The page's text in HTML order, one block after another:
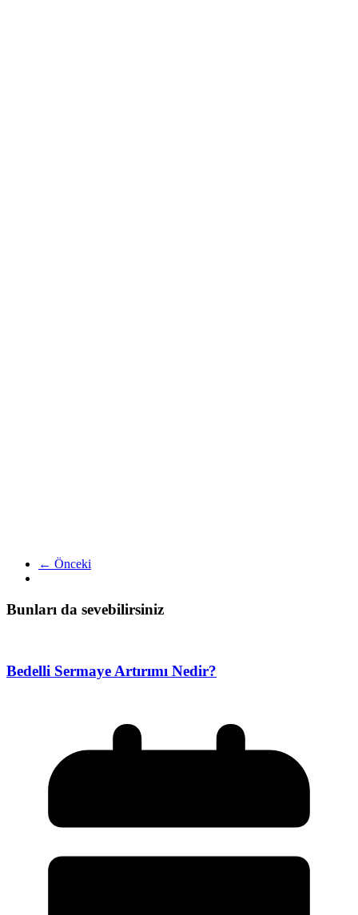
← Önceki
Bunları da sevebilirsiniz
Bedelli Sermaye Artırımı Nedir?